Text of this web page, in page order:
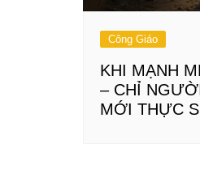
Công Giáo
KHI MẠNH
– CHỈ
MỚI THỰC